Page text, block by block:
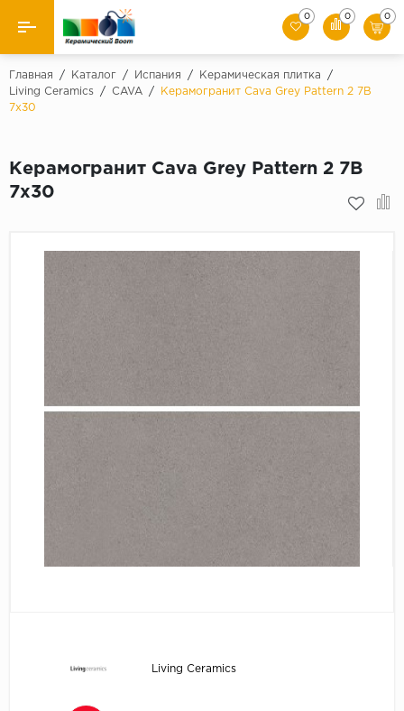
Назад
Производители
Керамогранит
0 0 0
Главная / Каталог / Испания / Керамическая плитка
/
Living Ceramics
/ CAVA /
Керамогранит Cava Grey Pattern 2 7B
7x30
Керамогранит Cava Grey Pattern 2 7B
7x30
Living Ceramics